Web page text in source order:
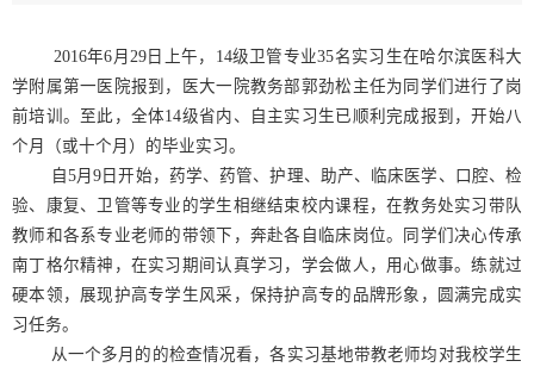
2016年6月29日上午，14级卫管专业35名实习生在哈尔滨医科大
学附属第一医院报到，医大一院教务部郭劲松主任为同学们进行了岗
前培训。至此，全体14级省内、自主实习生已顺利完成报到，开始八
个月（或十个月）的毕业实习。
自5月9日开始，药学、药管、护理、助产、临床医学、口腔、检
验、康复、卫管等专业的学生相继结束校内课程，在教务处实习带队
教师和各系专业老师的带领下，奔赴各自临床岗位。同学们决心传承
南丁格尔精神，在实习期间认真学习，学会做人，用心做事。练就过
硬本领，展现护高专学生风采，保持护高专的品牌形象，圆满完成实
习任务。
从一个多月的的检查情况看，各实习基地带教老师均对我校学生